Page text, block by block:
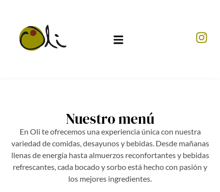
Nuestro menú
En Oli te ofrecemos una experiencia única con nuestra
variedad de comidas, desayunos y bebidas. Desde mañanas
llenas de energía hasta almuerzos reconfortantes y bebidas
refrescantes, cada bocado y sorbo está hecho con pasión y
los mejores ingredientes.